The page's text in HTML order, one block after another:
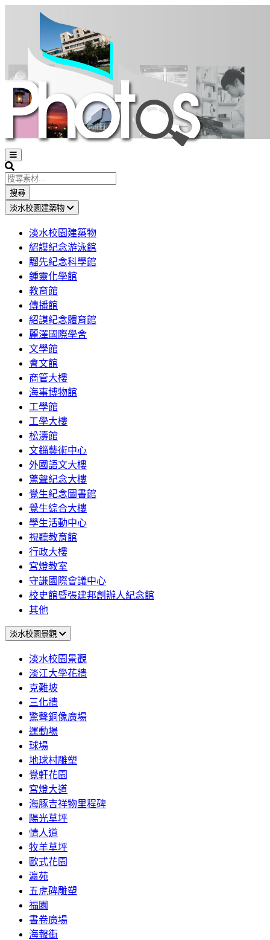
Open
sidebar
Search
搜尋
淡水校園建築物
淡水校園建築物
紹謨紀念游泳館
騮先紀念科學館
鍾靈化學館
教育館
傳播館
紹謨紀念體育館
麗澤國際學舍
文學館
會文館
商管大樓
海事博物館
工學館
工學大樓
松濤館
文錙藝術中心
外國語文大樓
驚聲紀念大樓
覺生紀念圖書館
覺生綜合大樓
學生活動中心
視聽教育館
行政大樓
宮燈教室
守謙國際會議中心
校史館暨張建邦創辦人紀念館
其他
淡水校園景觀
淡水校園景觀
淡江大學花牆
克難坡
三化牆
驚聲銅像廣場
運動場
球場
地球村雕塑
覺軒花園
宮燈大道
海豚吉祥物里程碑
陽光草坪
情人道
牧羊草坪
歐式花園
瀛苑
五虎碑雕塑
福園
書卷廣場
海報街